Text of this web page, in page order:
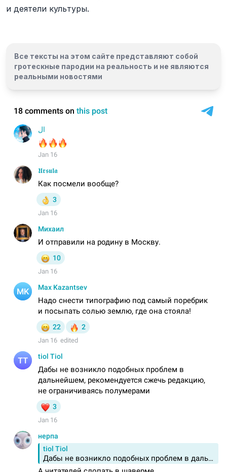
и деятели культуры.
Все тексты на этом сайте представляют собой
гротескные пародии на реальность и не являются
реальными новостями